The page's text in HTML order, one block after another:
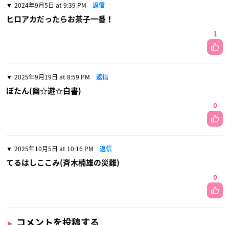
2024年9月5日 at 9:39 PM 返信
ヒロアカだったらお茶子一番！
1
2025年9月19日 at 8:59 PM 返信
ぼたん(幽☆遊☆白書)
0
2025年10月5日 at 10:16 PM 返信
てるはしここみ(斉木楠雄の災難)
0
コメントを投稿する